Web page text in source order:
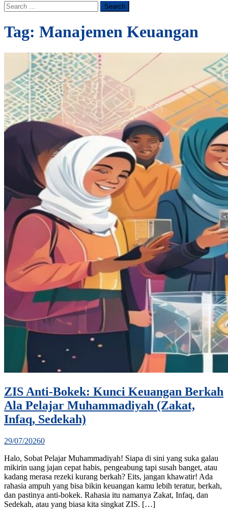
Search
for:
Tag: Manajemen Keuangan
ZIS Anti-Bokek: Kunci Keuangan Berkah
Ala Pelajar Muhammadiyah (Zakat,
Infaq, Sedekah)
29/07/20260
Halo, Sobat Pelajar Muhammadiyah! Siapa di sini yang suka galau
mikirin uang jajan cepat habis, pengeabung tapi susah banget, atau
kadang merasa rezeki kurang berkah? Eits, jangan khawatir! Ada
rahasia ampuh yang bisa bikin keuangan kamu lebih teratur, berkah,
dan pastinya anti-bokek. Rahasia itu namanya Zakat, Infaq, dan
Sedekah, atau yang biasa kita singkat ZIS. […]